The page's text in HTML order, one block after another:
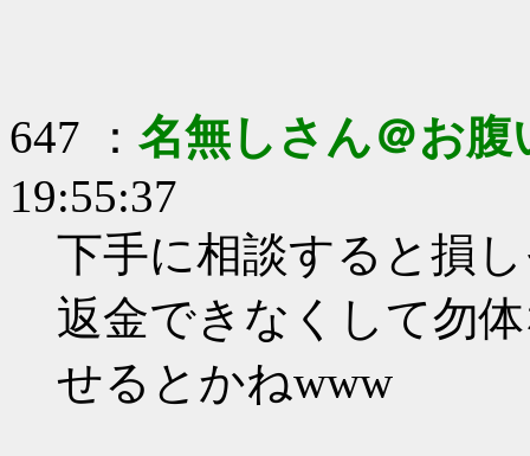
647 ： 名無しさん＠お腹
19:55:37
下手に相談すると損
返金できなくして勿
せるとかねwww